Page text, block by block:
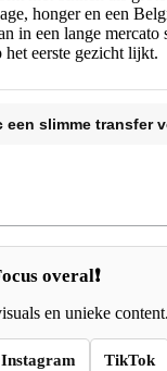
honger en een
in een lange
eerste gezicht lijkt.
slimme transfer
overal❗
en unieke content.
Instagram TikTok